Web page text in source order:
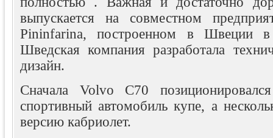
выпускается на совместном
Pininfarina, построенном в Швеции в
Шведская компания разработала
дизайн.
Сначала Volvo C70
спортивный автомобиль купе, а
версию кабриолет.